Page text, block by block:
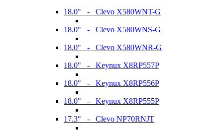
18.0" - Clevo X580WNT-G
18.0" - Clevo X580WNS-G
18.0" - Clevo X580WNR-G
18.0" - Keynux X8RP557P
18.0" - Keynux X8RP556P
18.0" - Keynux X8RP555P
17.3" - Clevo NP70RNJT